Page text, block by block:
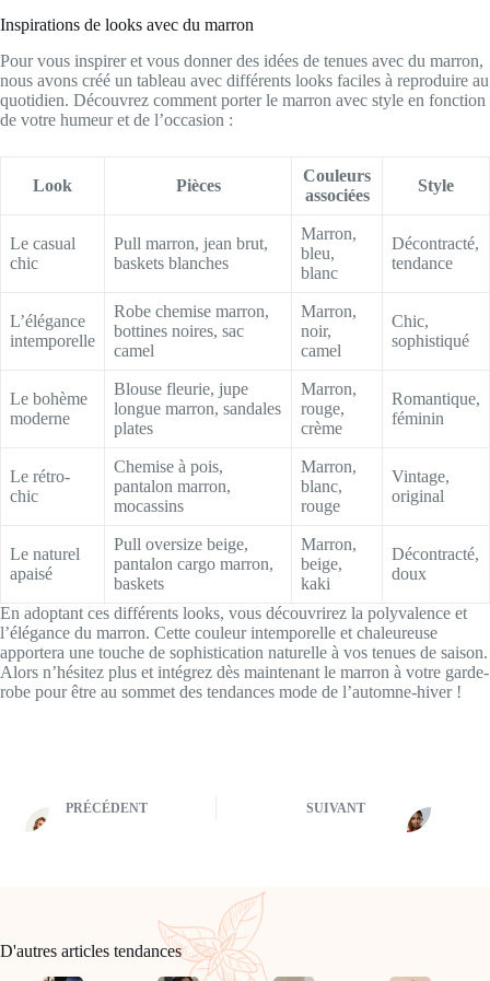
Inspirations de looks avec du marron
Pour vous inspirer et vous donner des idées de tenues avec du marron,
nous avons créé un tableau avec différents looks faciles à reproduire au
quotidien. Découvrez comment porter le marron avec style en fonction
de votre humeur et de l’occasion :
Look Pièces
Couleurs
associées
Style
Le casual
chic
Pull marron, jean brut,
baskets blanches
Marron,
bleu,
blanc
Décontracté,
tendance
L’élégance
intemporelle
Robe chemise marron,
bottines noires, sac
camel
Marron,
noir,
camel
Chic,
sophistiqué
Le bohème
moderne
Blouse fleurie, jupe
longue marron, sandales
plates
Marron,
rouge,
crème
Romantique,
féminin
Le rétro-
chic
Chemise à pois,
pantalon marron,
mocassins
Marron,
blanc,
rouge
Vintage,
original
Le naturel
apaisé
Pull oversize beige,
pantalon cargo marron,
baskets
Marron,
beige,
kaki
Décontracté,
doux
En adoptant ces différents looks, vous découvrirez la polyvalence et
l’élégance du marron. Cette couleur intemporelle et chaleureuse
apportera une touche de sophistication naturelle à vos tenues de saison.
Alors n’hésitez plus et intégrez dès maintenant le marron à votre garde-
robe pour être au sommet des tendances mode de l’automne-hiver !
PRÉCÉDENT SUIVANT
D'autres articles tendances